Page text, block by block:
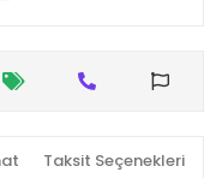
Taksit Seçenekleri